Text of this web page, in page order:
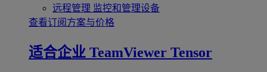
远程管理 监控和管理设备
查看订阅方案与价格
适合企业 TeamViewer Tensor